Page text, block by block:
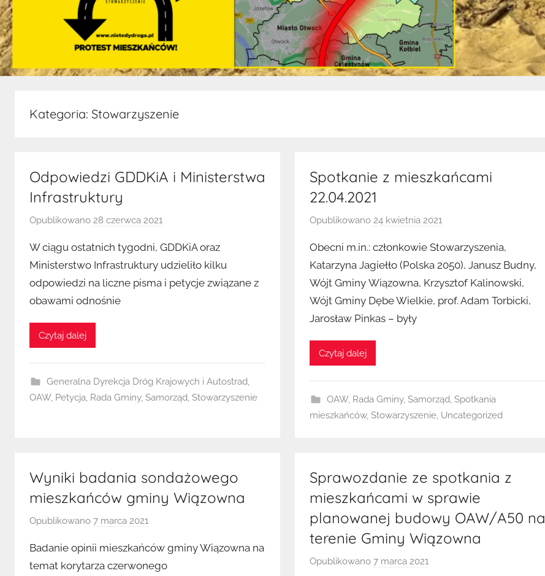
Kategoria: Stowarzyszenie
Odpowiedzi GDDKiA i Ministerstwa
Infrastruktury
Opublikowano 28 czerwca 2021
z
e
z
W ciągu ostatnich tygodni, GDDKiA oraz
Ministerstwo Infrastruktury udzieliło kilku
odpowiedzi na liczne pisma i petycje związane z
obawami odnośnie
Czytaj dalej
Generalna Dyrekcja Dróg Krajowych i Autostrad,
OAW, Petycja, Rada Gminy, Samorząd, Stowarzyszenie
Spotkanie z mieszkańcami
22.04.2021
Opublikowano24 kwietnia 2021
z
e
z
K
Obecni m.in.: członkowie Stowarzyszenia,
Katarzyna Jagiełło (Polska 2050), Janusz Budny,
Wójt Gminy Wiązowna, Krzysztof Kalinowski,
Wójt Gminy Dębe Wielkie, prof. Adam Torbicki,
Jarosław Pinkas – były
Czytaj dalej
OAW, Rada Gminy, Samorząd, Spotkania
mieszkańców,Stowarzyszenie, Uncategorized
Wyniki badania sondażowego
mieszkańców gminy Wiązowna
Opublikowano 7 marca 2021
z
e
Badanie opinii mieszkańców gminy Wiązowna na
temat korytarza czerwonego
Sprawozdanie ze spotkania z
mieszkańcami w sprawie
planowanej budowy OAW/A50 na
terenie Gminy Wiązowna
Opublikowano7 marca 2021